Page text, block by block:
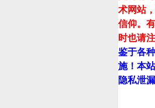
术网站
信仰。
时也请
鉴于各
施！本
隐私泄